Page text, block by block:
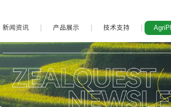
新闻资讯 产品展示 技术支持